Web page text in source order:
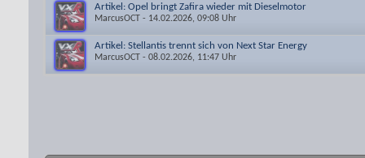
Artikel: Opel bringt Zafira wieder mit Dieselmotor
MarcusOCT - 14.02.2026, 09:08 Uhr
Artikel: Stellantis trennt sich von Next Star Energy
MarcusOCT - 08.02.2026, 11:47 Uhr